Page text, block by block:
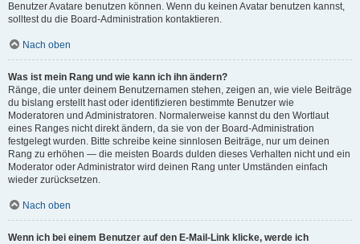
Benutzer Avatare benutzen können. Wenn du keinen Avatar benutzen kannst,
solltest du die Board-Administration kontaktieren.
Nach oben
Was ist mein Rang und wie kann ich ihn ändern?
Ränge, die unter deinem Benutzernamen stehen, zeigen an, wie viele Beiträge
du bislang erstellt hast oder identifizieren bestimmte Benutzer wie
Moderatoren und Administratoren. Normalerweise kannst du den Wortlaut
eines Ranges nicht direkt ändern, da sie von der Board-Administration
festgelegt wurden. Bitte schreibe keine sinnlosen Beiträge, nur um deinen
Rang zu erhöhen — die meisten Boards dulden dieses Verhalten nicht und ein
Moderator oder Administrator wird deinen Rang unter Umständen einfach
wieder zurücksetzen.
Nach oben
Wenn ich bei einem Benutzer auf den E-Mail-Link klicke, werde ich